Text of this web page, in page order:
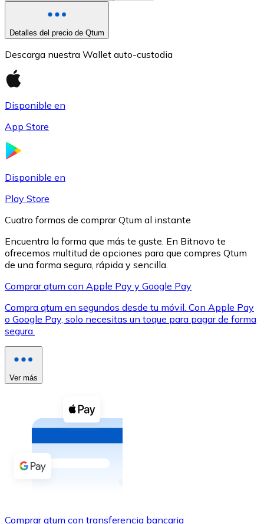
XRP
XRP
Ver todo
Compra criptomonedas con efectivo en tu tienda más
Comprar con efectivo
Transferencia SEPA
Detalles del precio de Qtum
Descarga nuestra Wallet auto-custodia
Disponible en
App Store
Disponible en
Play Store
Cuatro formas de comprar Qtum al instante
Encuentra la forma que más te guste. En Bitnovo te
ofrecemos multitud de opciones para que compres Qtum
de una forma segura, rápida y sencilla.
Comprar qtum con Apple Pay y Google Pay
Compra qtum en segundos desde tu móvil. Con Apple Pay
o Google Pay, solo necesitas un toque para pagar de forma
segura.
Ver más
Comprar qtum con transferencia bancaria